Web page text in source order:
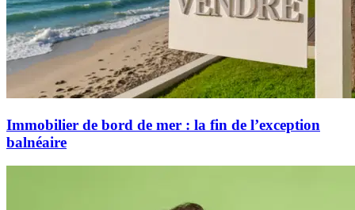
Immobilier de bord de mer : la fin de l’exception
balnéaire